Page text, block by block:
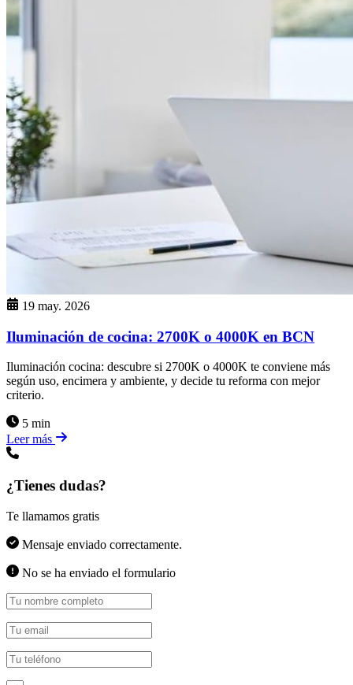
19 may. 2026
Iluminación de cocina: 2700K o 4000K en BCN
Iluminación cocina: descubre si 2700K o 4000K te conviene más
según uso, encimera y ambiente, y decide tu reforma con mejor
criterio.
5 min
Leer más
¿Tienes dudas?
Te llamamos gratis
Mensaje enviado correctamente.
No se ha enviado el formulario